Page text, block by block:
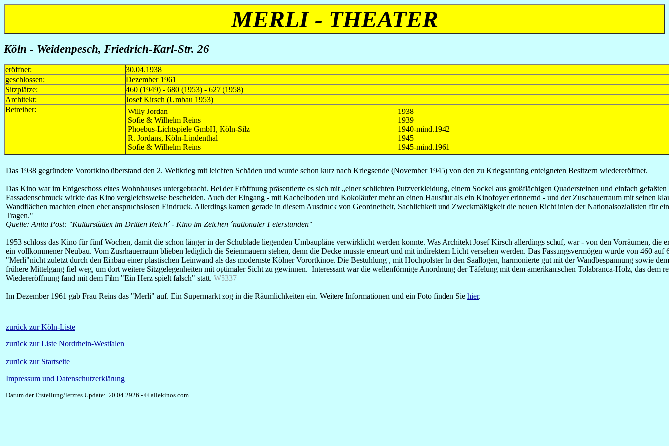
MERLI - THEATER
Köln - Weidenpesch, Friedrich-Karl-Str. 26
eröffnet:
30.04.1938
geschlossen:
Dezember 1961
Sitzplätze:
460 (1949) - 680 (1953) - 627 (1958)
Architekt:
Josef Kirsch (Umbau 1953)
Betreiber:
Willy Jordan
Sofie & Wilhelm Reins
Phoebus-Lichtspiele GmbH, Köln-Silz
R. Jordans, Köln-Lindenthal
Sofie & Wilhelm Reins
1938
1939
1940-mind.1942
1945
1945-mind.1961
Das 1938 gegründete Vorortkino überstand den 2. Weltkrieg mit leichten Schäden und wurde schon kurz nach Kriegsende (November 1945) von den zu Kriegsanfang enteigneten Besitzern wiedereröffnet.
Das Kino war im Erdgeschoss eines Wohnhauses untergebracht. Bei der Eröffnung präsentierte es sich mit „einer schlichten Putzverkleidung, einem Sockel aus großflächigen Quadersteinen und einfach
Fassadenschmuck wirkte das Kino vergleichsweise bescheiden. Auch der Eingang - mit Kachelboden und Kokoläufer mehr an einen Hausflur als ein Kinofoyer erinnernd - und der Zuschauerraum mit seinen
Wandflächen machten einen eher anspruchslosen Eindruck. Allerdings kamen gerade in diesem Ausdruck von Geordnetheit, Sachlichkeit und Zweckmäßigkeit die neuen Richtlinien der Nationalsozialisten für
Tragen."
Quelle: Anita Post: "Kulturstätten im Dritten Reich´ - Kino im Zeichen ´nationaler Feierstunden"
1953 schloss das Kino für fünf Wochen, damit die schon länger in der Schublade liegenden Umbaupläne verwirklicht werden konnte. Was Architekt Josef Kirsch allerdings schuf, war - von den Vorräumen, die
ein vollkommener Neubau. Vom Zusrhauerraum blieben lediglich die Seienmauern stehen, denn die Decke musste erneurt und mit indirektem Licht versehen werden. Das Fassungsvermögen wurde von 460 auf
"Merli"nicht zuletzt durch den Einbau einer plastischen Leinwand als das modernste Kölner Vorortkinoe. Die Bestuhlung , mit Hochpolster In den Saallogen, harmonierte gut mit der Wandbespannung sowie
frühere Mittelgang fiel weg, um dort weitere Sitzgelegenheiten mit optimaler Sicht zu gewinnen. Interessant war die wellenförmige Anordnung der Täfelung mit dem amerikanischen Tolabranca-Holz, das dem
Wiedereröffnung fand mit dem Film "Ein Herz spielt falsch" statt. W5337
Im Dezember 1961 gab Frau Reins das "Merli" auf. Ein Supermarkt zog in die Räumlichkeiten ein. Weitere Informationen und ein Foto finden Sie hier.
zurück zur Köln-Liste
zurück zur Liste Nordrhein-Westfalen
zurück zur Startseite
Impressum und Datenschutzerklärung
Datum der Erstellung/letztes Update: 20.04.2926 - © allekinos.com